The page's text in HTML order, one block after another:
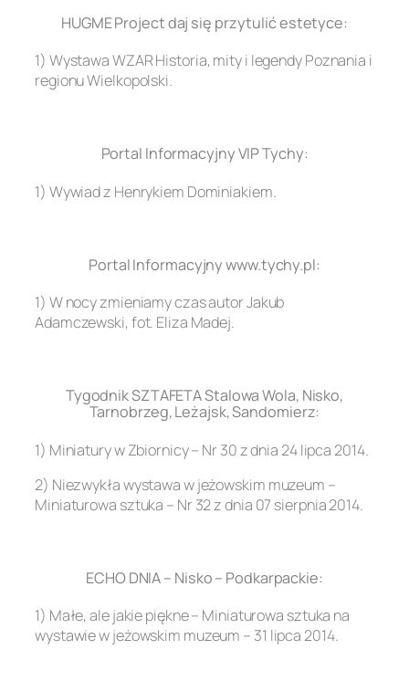
HUGME Project daj się przytulić estetyce:
1) Wystawa WZAR Historia, mity i legendy Poznania i
regionu Wielkopolski.
Portal Informacyjny VIP Tychy:
1) Wywiad z Henrykiem Dominiakiem.
Portal Informacyjny www.tychy.pl:
1) W nocy zmieniamy czas autor Jakub
Adamczewski, fot. Eliza Madej.
Tygodnik SZTAFETA Stalowa Wola, Nisko,
Tarnobrzeg, Leżajsk, Sandomierz:
1) Miniatury w Zbiornicy – Nr 30 z dnia 24 lipca 2014.
2) Niezwykła wystawa w jeżowskim muzeum –
Miniaturowa sztuka – Nr 32 z dnia 07 sierpnia 2014.
ECHO DNIA – Nisko – Podkarpackie:
1) Małe, ale jakie piękne – Miniaturowa sztuka na
wystawie w jeżowskim muzeum – 31 lipca 2014.